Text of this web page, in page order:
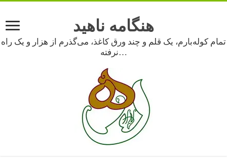
هنگامه ناهید
تمام کوله‌بارم، یک قلم و چند ورق کاغذ، می‌گذرم از هزار و یک راه
نرفته…